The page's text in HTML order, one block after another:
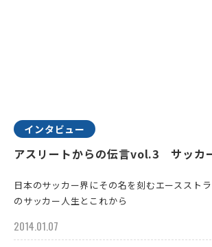
インタビュー
アスリートからの伝言vol.3 サッカ
日本のサッカー界にその名を刻むエーススト
のサッカー人生とこれから
2014.01.07